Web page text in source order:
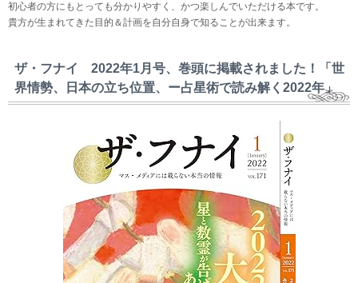
初心者の方にもとっても分かりやすく、かつ楽しんでいただける本です。
貴方が生まれてきた目的＆計画を自分自身で知ることが出来ます。
ザ・フナイ 2022年1月号、巻頭に掲載されました！「世
界情勢、日本の立ち位置、ー占星術で読み解く2022年」